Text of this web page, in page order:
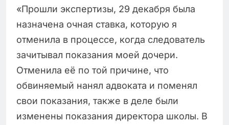
«Прошли экспертизы, 29 декабря была
назначена очная ставка, которую я
отменила в процессе, когда следователь
зачитывал показания моей дочери.
Отменила её по той причине, что
обвиняемый нанял адвоката и поменял
свои показания, также в деле были
изменены показания директора школы. В